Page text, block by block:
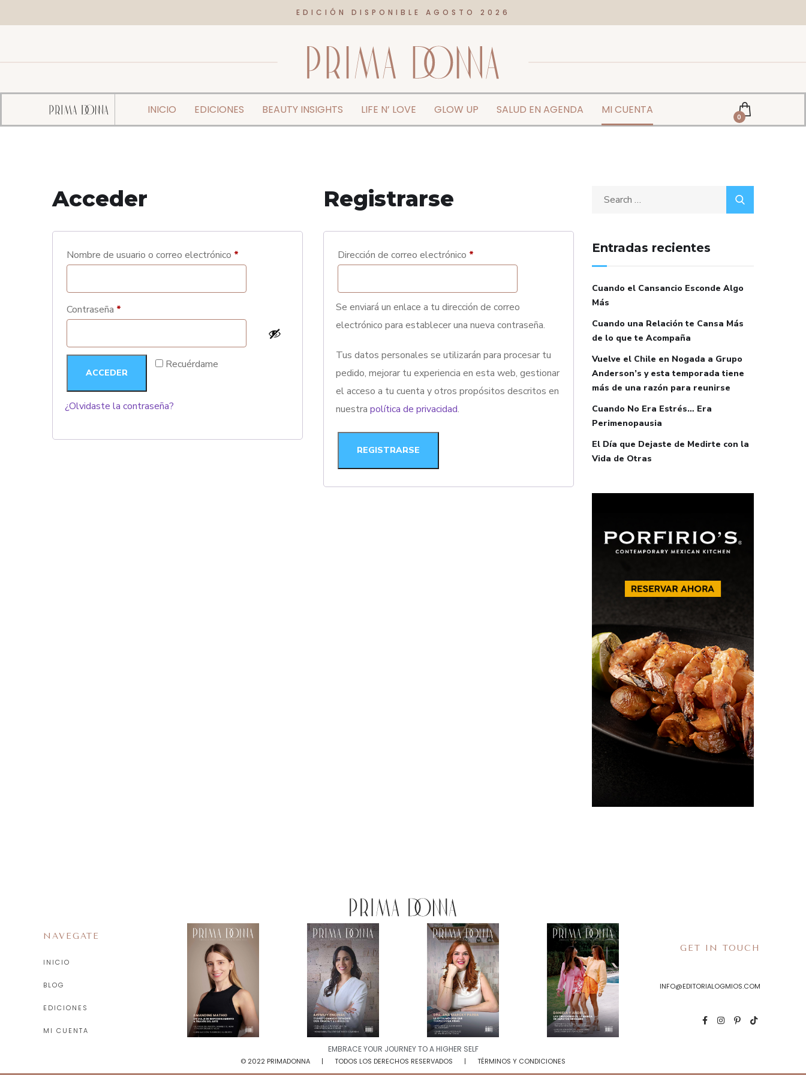
EDICIÓN DISPONIBLE AGOSTO 2026
INICIO EDICIONES BEAUTY INSIGHTS LIFE N’ LOVE GLOW UP SALUD EN AGENDA MI CUENTA
0
Acceder
Nombre de usuario o correo electrónico *
Contraseña *
Recuérdame
ACCEDER
¿Olvidaste la contraseña?
Registrarse
Dirección de correo electrónico *
Se enviará un enlace a tu dirección de correo
electrónico para establecer una nueva contraseña.
Tus datos personales se utilizarán para procesar tu
pedido, mejorar tu experiencia en esta web, gestionar
el acceso a tu cuenta y otros propósitos descritos en
nuestrapolítica de privacidad.
REGISTRARSE
Entradas recientes
Cuando el Cansancio Esconde Algo
Más
Cuando una Relación te Cansa Más
de lo que te Acompaña
Vuelve el Chile en Nogada a Grupo
Anderson’s y esta temporada tiene
más de una razón para reunirse
Cuando No Era Estrés… Era
Perimenopausia
El Día que Dejaste de Medirte con la
Vida de Otras
NAVEGATE
INICIO
BLOG
EDICIONES
MI CUENTA
EMBRACE YOUR JOURNEY TO A HIGHER SELF​
© 2022 PRIMADONNA TODOS LOS DERECHOS RESERVADOS TÉRMINOS Y CONDICIONES
GET IN TOUCH
INFO@EDITORIALOGMIOS.COM